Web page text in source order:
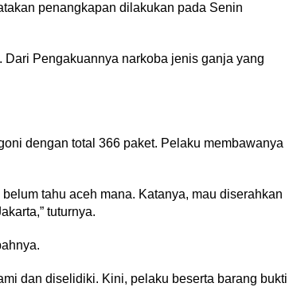
penangkapan dilakukan pada Senin
Pengakuannya narkoba jenis ganja yang
dengan total 366 paket. Pelaku membawanya
tahu aceh mana. Katanya, mau diserahkan
tuturnya.
dan diselidiki. Kini, pelaku beserta barang bukti